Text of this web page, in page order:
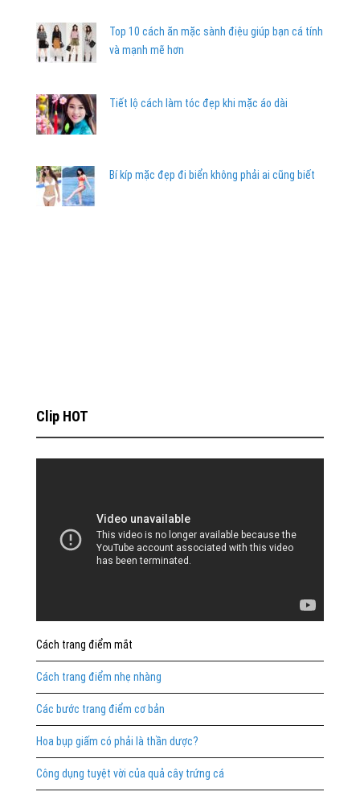
Top 10 cách ăn mặc sành điệu giúp bạn cá tính
và mạnh mẽ hơn
Tiết lộ cách làm tóc đẹp khi mặc áo dài
Bí kíp mặc đẹp đi biển không phải ai cũng biết
Clip HOT
Cách trang điểm mắt
Cách trang điểm nhẹ nhàng
Các bước trang điểm cơ bản
Hoa bụp giấm có phải là thần dược?
Công dụng tuyệt vời của quả cây trứng cá